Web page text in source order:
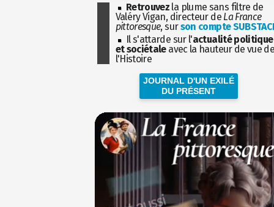
Retrouvez la plume sans filtre de
Valéry Vigan, directeur de La France
pittoresque, surson compte
Il s'attarde sur l'actualité politique
et sociétaleavec la hauteur de vue
l'Histoire
JOURNAL D'UN EXILÉ
DU PRÉSENT